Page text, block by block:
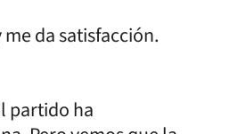
da satisfacción.
partido ha